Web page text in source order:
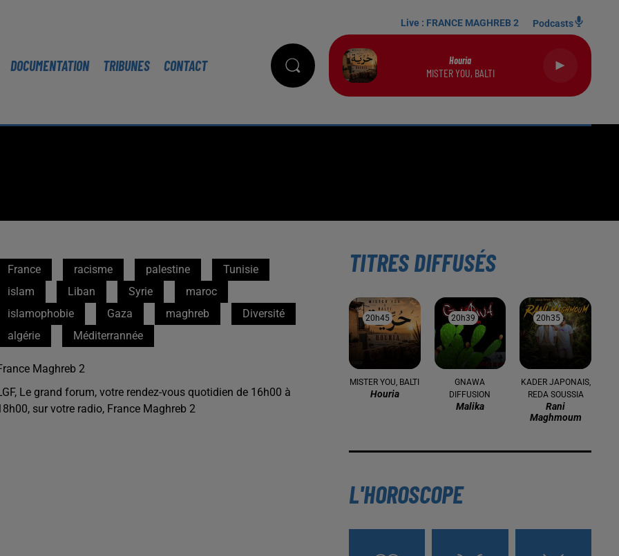
DOCUMENTATION TRIBUNES CONTACT
Live : FRANCE MAGHREB 2 Podcasts
Houria
MISTER YOU, BALTI
France racisme palestine
Tunisie
islam
Liban Syrie
maroc
islamophobie
Gaza maghreb
Diversité
algérie
Méditerrannée
Maghreb 2
Le grand forum, votre rendez-vous quotidien de 16h00 à
sur votre radio, France Maghreb 2
TITRES DIFFUSÉS
20h45
20h45
MISTER YOU, BALTI
Houria
20h39
20h39
GNAWA
DIFFUSION
Malika
20h35
20h35
KADER JAPONAIS,
REDA SOUSSIA
Rani
Maghmoum
L'HOROSCOPE